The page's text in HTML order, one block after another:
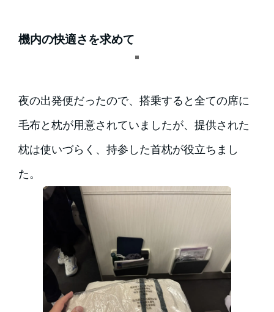
機内の快適さを求めて
夜の出発便だったので、搭乗すると全ての席に
毛布と枕が用意されていましたが、提供された
枕は使いづらく、持参した首枕が役立ちまし
た。